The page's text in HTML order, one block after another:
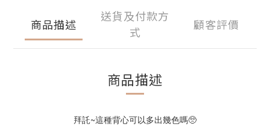
商品描述
送貨及付款方
式
顧客評價
商品描述
拜託~這種背心可以多出幾色嗎🥺